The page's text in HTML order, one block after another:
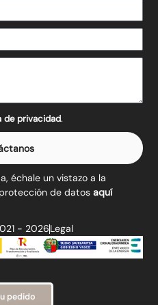
de privacidad.
échale un vistazo a la
de datos aquí
- 2026Legal
pedido